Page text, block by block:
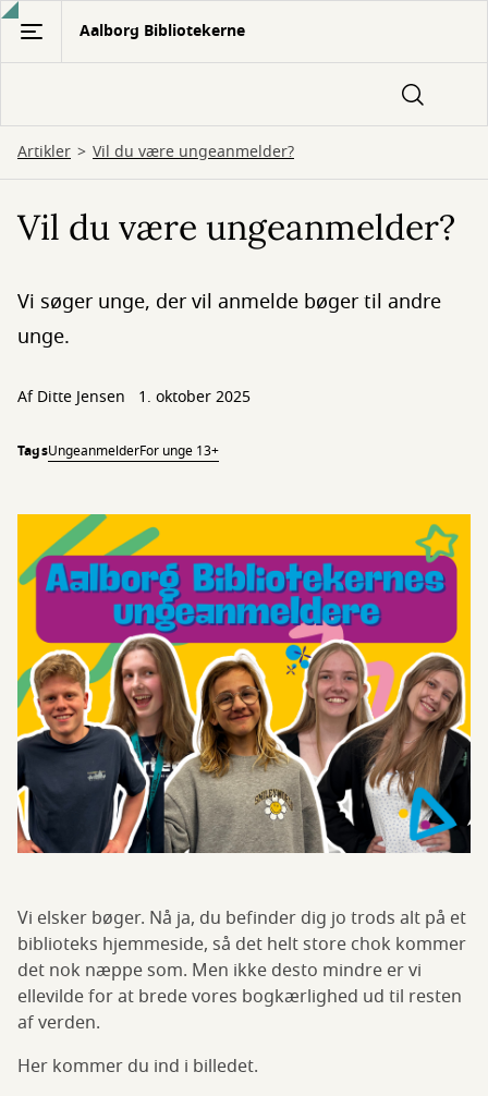
Gå
hovedindhold
Aalborg Bibliotekerne
Artikler Vil du være ungeanmelder?
Vil du være ungeanmelder?
Vi søger unge, der vil anmelde bøger til andre
unge.
AfDitte Jensen 1. oktober 2025
TagsUngeanmelderFor unge 13+
Vi elsker bøger. Nå ja, du befinder dig jo trods alt på et
biblioteks hjemmeside, så det helt store chok kommer
det nok næppe som. Men ikke desto mindre er vi
ellevilde for at brede vores bogkærlighed ud til resten
af verden.
Her kommer du ind i billedet.